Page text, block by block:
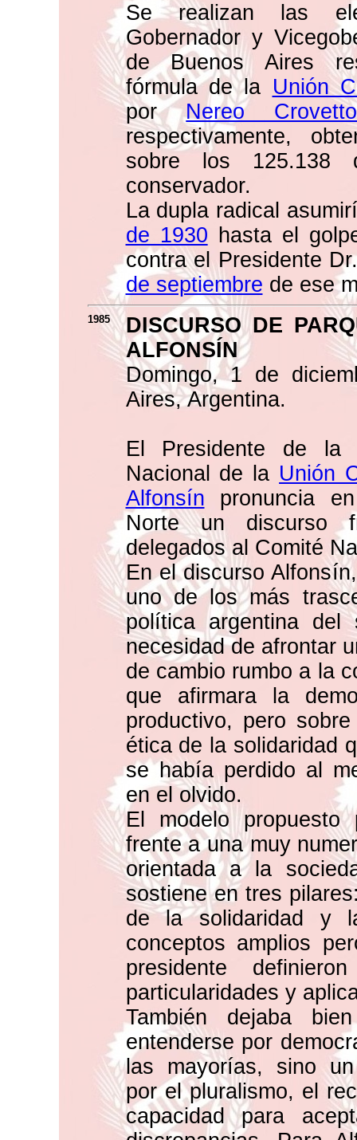
Se realizan las
Gobernador y
de Buenos Aires
fórmula de la Unión
porNereo Crovetto
respectivamente,
sobre los 125.138
conservador.
La dupla radical
de 1930 hasta el
contra el Presidente
de septiembre de ese
1985
DISCURSO DE
ALFONSÍN
Domingo, 1 de
Aires, Argentina.
El Presidente de la
Nacional de la Unión
Alfonsín pronuncia
Norte un discurso
delegados al Comité
En el discurso
uno de los más
política argentina del
necesidad de afrontar
de cambio rumbo a la
que afirmara la
productivo, pero
ética de la solidaridad
se había perdido al
en el olvido.
El modelo
frente a una muy
orientada a la
sostiene en tres
de la solidaridad y
conceptos amplios
presidente
particularidades y
También dejaba
entenderse por
las mayorías, sino
por el pluralismo, el
capacidad para